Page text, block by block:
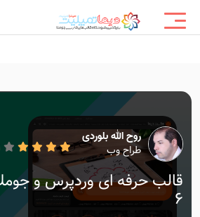
روح الله بلوردی
طراح وب
قالب حرفه ای وردپرس و
6